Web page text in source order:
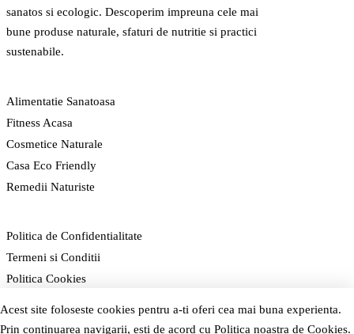
sanatos si ecologic. Descoperim impreuna cele mai
bune produse naturale, sfaturi de nutritie si practici
sustenabile.
Alimentatie Sanatoasa
Fitness Acasa
Cosmetice Naturale
Casa Eco Friendly
Remedii Naturiste
Politica de Confidentialitate
Termeni si Conditii
Politica Cookies
NAVIGARE
Acasa
Acest site foloseste cookies pentru a-ti oferi cea mai buna experienta.
Prin continuarea navigarii, esti de acord cu Politica noastra de Cookies.